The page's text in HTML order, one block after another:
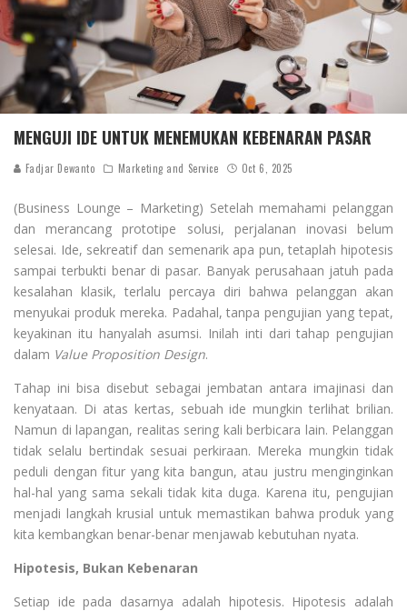
MENGUJI IDE UNTUK MENEMUKAN KEBENARAN PASAR
Fadjar Dewanto Marketing and Service Oct 6, 2025
(Business Lounge – Marketing) Setelah memahami pelanggan
dan merancang prototipe solusi, perjalanan inovasi belum
selesai. Ide, sekreatif dan semenarik apa pun, tetaplah hipotesis
sampai terbukti benar di pasar. Banyak perusahaan jatuh pada
kesalahan klasik, terlalu percaya diri bahwa pelanggan akan
menyukai produk mereka. Padahal, tanpa pengujian yang tepat,
keyakinan itu hanyalah asumsi. Inilah inti dari tahap pengujian
dalam Value Proposition Design.
Tahap ini bisa disebut sebagai jembatan antara imajinasi dan
kenyataan. Di atas kertas, sebuah ide mungkin terlihat brilian.
Namun di lapangan, realitas sering kali berbicara lain. Pelanggan
tidak selalu bertindak sesuai perkiraan. Mereka mungkin tidak
peduli dengan fitur yang kita bangun, atau justru menginginkan
hal-hal yang sama sekali tidak kita duga. Karena itu, pengujian
menjadi langkah krusial untuk memastikan bahwa produk yang
kita kembangkan benar-benar menjawab kebutuhan nyata.
Hipotesis, Bukan Kebenaran
Setiap ide pada dasarnya adalah hipotesis. Hipotesis adalah